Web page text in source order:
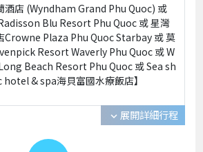
酒店 (Wyndham Grand Phu Quoc) 或
Blu Resort Phu Quoc 或 星灣
Crowne Plaza Phu Quoc Starbay 或 莫
Resort Waverly Phu Quoc 或 W
Beach Resort Phu Quoc 或 Sea sh
& spa海貝富國水療飯店】
expand_more 展開詳細行程